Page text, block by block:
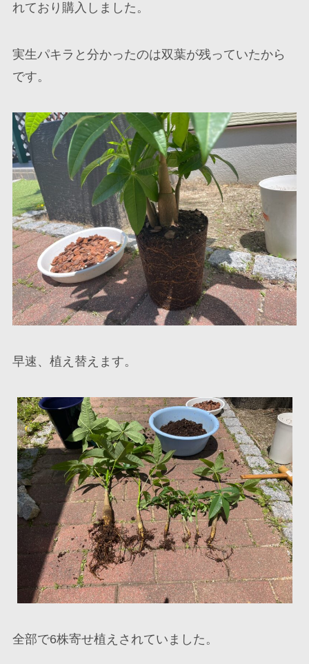
れており購入しました。
実生パキラと分かったのは双葉が残っていたから
です。
早速、植え替えます。
全部で6株寄せ植えされていました。